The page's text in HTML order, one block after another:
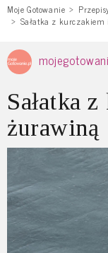
Moje Gotowanie
Sałatka z
Sałatka
żurawiną